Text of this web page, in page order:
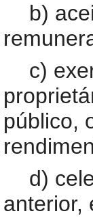
b)
c)
público,
d)
anterior,